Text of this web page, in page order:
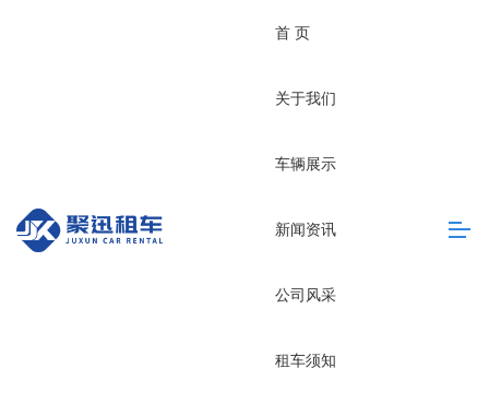
首 页
关于我们
车辆展示
新闻资讯
公司风采
租车须知